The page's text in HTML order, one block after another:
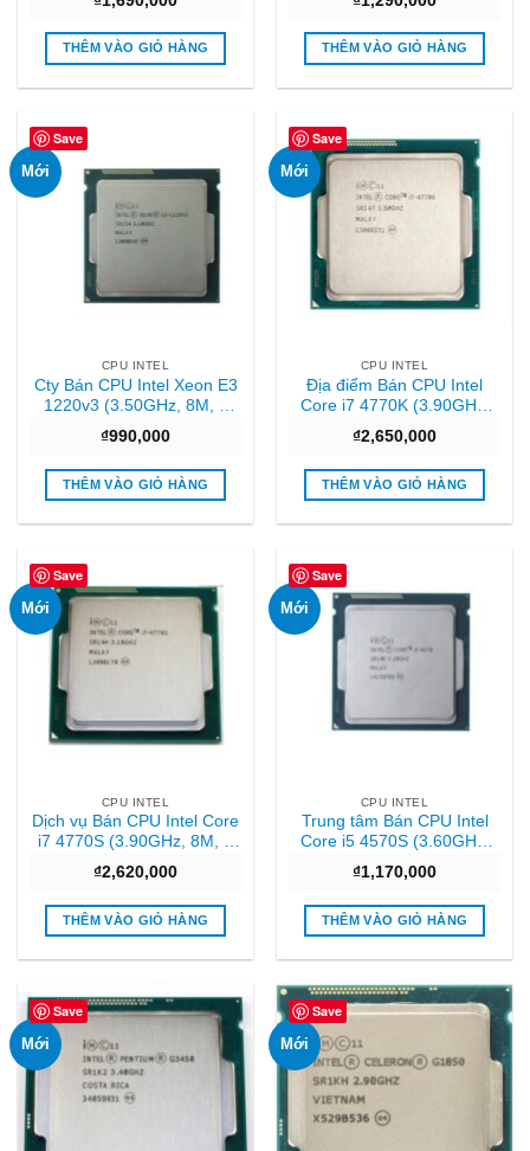
chưa gồm Fan Giá tốt
THÊM VÀO GIỎ HÀNG
chưa gồm Fan Giá tốt
THÊM VÀO GIỎ HÀNG
Save
Mới
CPU INTEL
Cty Bán CPU Intel Xeon E3
1220v3 (3.50GHz, 8M, 4
chưa gồm Fan Chất lượng
₫990,000
THÊM VÀO GIỎ HÀNG
Save
Mới
CPU INTEL
Địa điểm Bán CPU Intel
Core i7 4770K (3.90GHz,
TRAY chưa gồm Fan Giá tốt
₫2,650,000
THÊM VÀO GIỎ HÀNG
Save
Mới
CPU INTEL
Dịch vụ Bán CPU Intel Core
i7 4770S (3.90GHz, 8M, 4
chưa gồm Fan Uy tín
₫2,620,000
THÊM VÀO GIỎ HÀNG
Save
Mới
CPU INTEL
Trung tâm Bán CPU Intel
Core i5 4570S (3.60GHz,
TRAY chưa gồm Fan Sài
gòn
₫1,170,000
THÊM VÀO GIỎ HÀNG
Save
Mới
Save
Mới